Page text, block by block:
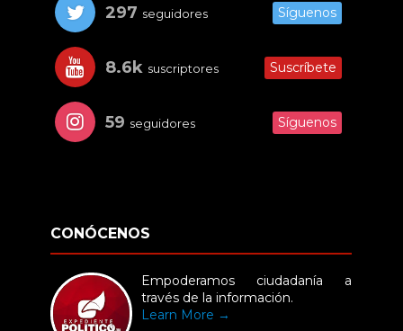
297 seguidores Síguenos
8.6k suscriptores Suscríbete
59 seguidores Síguenos
CONÓCENOS
Empoderamos ciudadanía a
través de la información.
Learn More →